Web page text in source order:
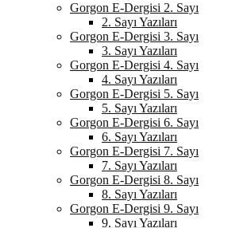
Gorgon E-Dergisi 2. Sayı
2. Sayı Yazıları
Gorgon E-Dergisi 3. Sayı
3. Sayı Yazıları
Gorgon E-Dergisi 4. Sayı
4. Sayı Yazıları
Gorgon E-Dergisi 5. Sayı
5. Sayı Yazıları
Gorgon E-Dergisi 6. Sayı
6. Sayı Yazıları
Gorgon E-Dergisi 7. Sayı
7. Sayı Yazıları
Gorgon E-Dergisi 8. Sayı
8. Sayı Yazıları
Gorgon E-Dergisi 9. Sayı
9. Sayı Yazıları